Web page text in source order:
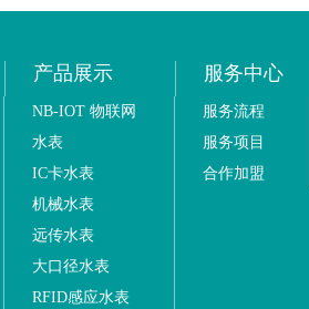
产品展示 服务中心
NB-IOT 物联网
水表
IC卡水表
机械水表
远传水表
大口径水表
RFID感应水表
服务流程
服务项目
合作加盟